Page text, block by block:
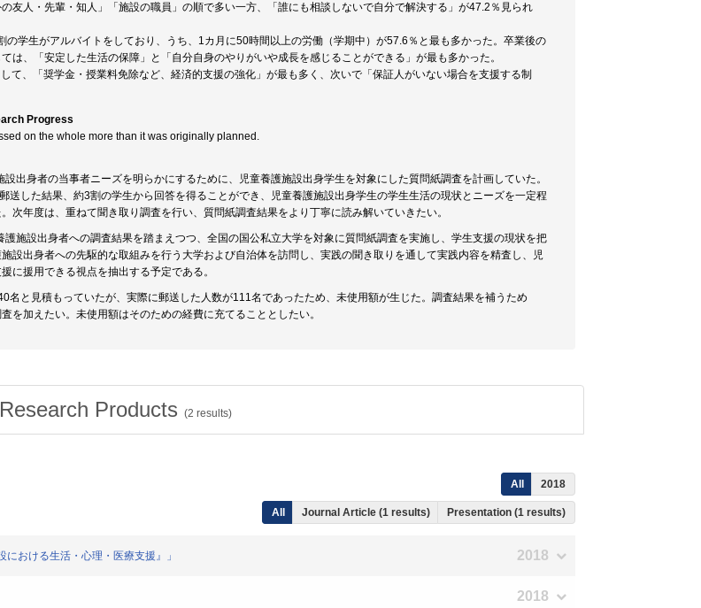
友人・先輩・知人」「施設の職員」の順で多い一方、「誰にも相談しないで自分で解決する」が47.2％見られ
の学生がアルバイトをしており、うち、1カ月に50時間以上の労働（学期中）が57.6％と最も多かった。卒業後の
は、「安定した生活の保障」と「自分自身のやりがいや成長を感じることができる」が最も多かった。
て、「奨学金・授業料免除など、経済的支援の強化」が最も多く、次いで「保証人がいない場合を支援する制
Progress
on the whole more than it was originally planned.
出身者の当事者ニーズを明らかにするために、児童養護施設出身学生を対象にした質問紙調査を計画していた。
送した結果、約3割の学生から回答を得ることができ、児童養護施設出身学生の学生生活の現状とニーズを一定程
次年度は、重ねて聞き取り調査を行い、質問紙調査結果をより丁寧に読み解いていきたい。
施設出身者への調査結果を踏まえつつ、全国の国公私立大学を対象に質問紙調査を実施し、学生支援の現状を把
設出身者への先駆的な取組みを行う大学および自治体を訪問し、実践の聞き取りを通して実践内容を精査し、児
に援用できる視点を抽出する予定である。
名と見積もっていたが、実際に郵送した人数が111名であったため、未使用額が生じた。調査結果を補うため
を加えたい。未使用額はそのための経費に充てることとしたい。
Research Products (2 results)
All 2018
All Journal Article (1 results) Presentation (1 results)
おける生活・心理・医療支援』」 2018
2018